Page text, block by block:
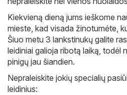
Kiekvieną dieną jums ieškome
mieste, kad visada žinotumėte,
Šiuo metu 3 lankstinukų galite
leidiniai galioja ribotą laiką, todėl
pinigų jau šiandien.
Nepraleiskite jokių specialių
leidinius: